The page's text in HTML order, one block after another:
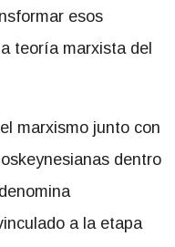
esos
teoría marxista del
marxismo junto con
dentro
a la etapa